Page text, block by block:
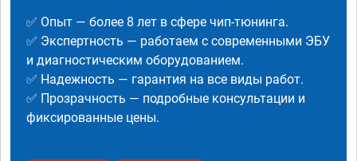
✅ Опыт — более 8 лет в сфере чип-тюнинга.
✅ Экспертность — работаем с современными ЭБУ
и диагностическим оборудованием.
✅ Надежность — гарантия на все виды работ.
✅ Прозрачность — подробные консультации и
фиксированные цены.